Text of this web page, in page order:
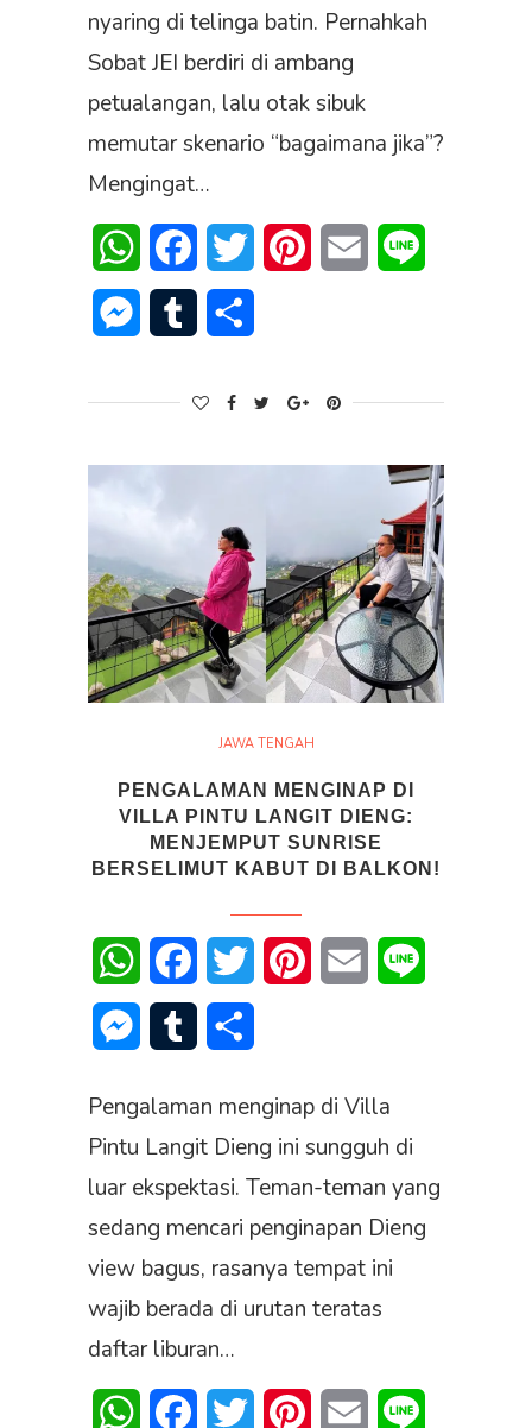
nyaring di telinga batin. Pernahkah
Sobat JEI berdiri di ambang
petualangan, lalu otak sibuk
memutar skenario “bagaimana jika”?
Mengingat…
WhatsAppFacebookTwitter PinterestEmail
Messenger
Tumblr
JAWA TENGAH
PENGALAMAN MENGINAP DI
VILLA PINTU LANGIT DIENG:
MENJEMPUT SUNRISE
BERSELIMUT KABUT DI BALKON!
WhatsAppFacebookTwitter PinterestEmail
Messenger
Tumblr
Pengalaman menginap di Villa
Pintu Langit Dieng ini sungguh di
luar ekspektasi. Teman-teman yang
sedang mencari penginapan Dieng
view bagus, rasanya tempat ini
wajib berada di urutan teratas
daftar liburan…
WhatsAppFacebookTwitter PinterestEmail